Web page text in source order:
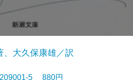
、大久保康雄／訳
5 880円